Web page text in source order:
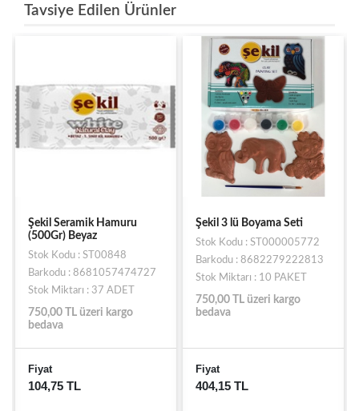
Tavsiye Edilen Ürünler
Şekil Seramik Hamuru
(500Gr) Beyaz
Stok Kodu : ST00848
Barkodu : 8681057474727
Stok Miktarı : 37 ADET
750,00 TL üzeri kargo
bedava
Fiyat
104,75 TL
Şekil 3 lü Boyama Seti
Stok Kodu : ST000005772
Barkodu : 8682279222813
Stok Miktarı : 10 PAKET
750,00 TL üzeri kargo
bedava
Fiyat
404,15 TL